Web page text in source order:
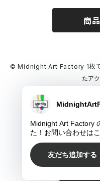
レジンネックレス
デカマルチョーカー
商
© Midnight Art Factory 1枚でイ
たア